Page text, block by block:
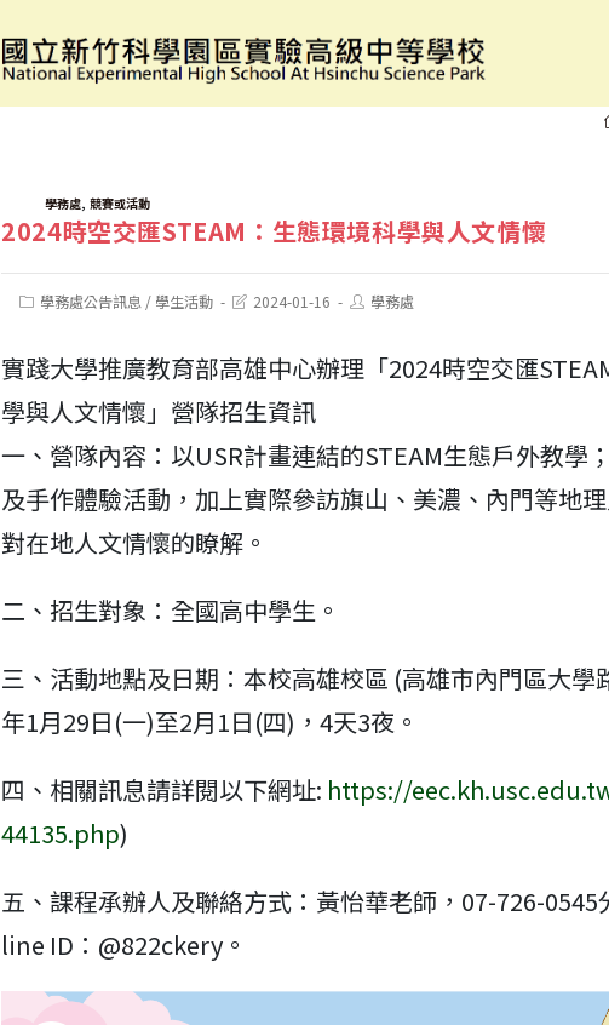
[活動資訊]2024時空交匯STEAM：生態環境科學與人文情
TAGS:學務處, 競賽或活動
2024時空交匯STEAM：生態環境科學與人文情懷
Post學務處公告訊息 / 學生活動
Post2024-01-16
Post學務處
實踐大學推廣教育部高雄中心辦理「2024時空交匯
學與人文情懷」營隊招生資訊
一、營隊內容：以USR計畫連結的STEAM生態戶外教學
及手作體驗活動，加上實際參訪旗山、美濃、內門等地
對在地人文情懷的瞭解。
二、招生對象：全國高中學生。
三、活動地點及日期：本校高雄校區 (高雄市內門區大學
年1月29日(一)至2月1日(四)，4天3夜。
四、相關訊息請詳閱以下網址: https://
44135.php)
五、課程承辦人及聯絡方式：黃怡華老師，07-726-0545
line ID：@822ckery。